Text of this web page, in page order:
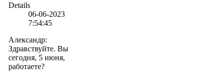
Details
06-06-2023
7:54:45
Александр:
Здравствуйте. Вы
сегодня, 5 июня,
работаете?